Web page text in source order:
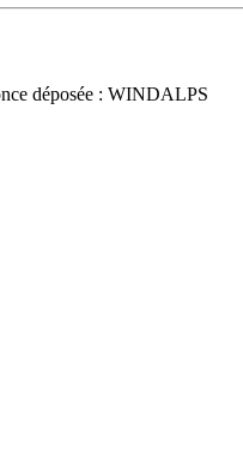
déposée : WINDALPS